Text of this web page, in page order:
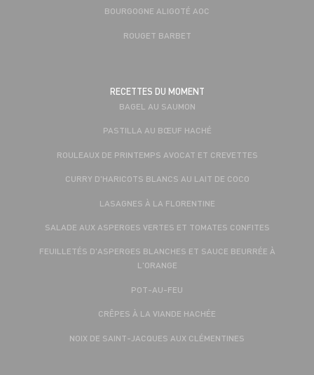
BOURGOGNE ALIGOTÉ AOC
ROUGET BARBET
RECETTES DU MOMENT
BAGEL AU SAUMON
PASTILLA AU BŒUF HACHÉ
ROULEAUX DE PRINTEMPS AVOCAT ET CREVETTES
CURRY D'HARICOTS BLANCS AU LAIT DE COCO
LASAGNES À LA FLORENTINE
SALADE AUX ASPERGES VERTES ET TOMATES CONFITES
FEUILLETÉS D'ASPERGES BLANCHES ET SAUCE BEURRÉE À
L'ORANGE
POT-AU-FEU
CRÊPES À LA VIANDE HACHÉE
NOIX DE SAINT-JACQUES AUX CLÉMENTINES